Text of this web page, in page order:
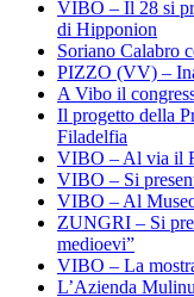
VIBO – Il 28 si
di Hipponion
Soriano Calabro
PIZZO (VV) –
A Vibo il
Il progetto della
Filadelfia
VIBO – Al via il
VIBO – Si
VIBO – Al
ZUNGRI – Si
medioevi”
VIBO – La
L’Azienda